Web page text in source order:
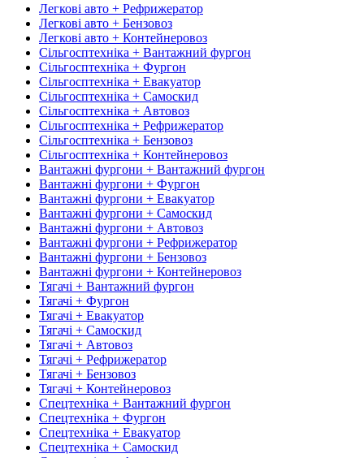
Легкові авто + Рефрижератор
Легкові авто + Бензовоз
Легкові авто + Контейнеровоз
Сільгосптехніка + Вантажний фургон
Сільгосптехніка + Фургон
Сільгосптехніка + Евакуатор
Сільгосптехніка + Самоскид
Сільгосптехніка + Автовоз
Сільгосптехніка + Рефрижератор
Сільгосптехніка + Бензовоз
Сільгосптехніка + Контейнеровоз
Вантажні фургони + Вантажний фургон
Вантажні фургони + Фургон
Вантажні фургони + Евакуатор
Вантажні фургони + Самоскид
Вантажні фургони + Автовоз
Вантажні фургони + Рефрижератор
Вантажні фургони + Бензовоз
Вантажні фургони + Контейнеровоз
Тягачі + Вантажний фургон
Тягачі + Фургон
Тягачі + Евакуатор
Тягачі + Самоскид
Тягачі + Автовоз
Тягачі + Рефрижератор
Тягачі + Бензовоз
Тягачі + Контейнеровоз
Спецтехніка + Вантажний фургон
Спецтехніка + Фургон
Спецтехніка + Евакуатор
Спецтехніка + Самоскид